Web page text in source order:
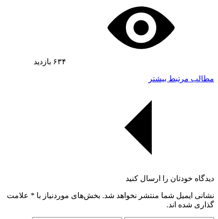
۶۳۴ بازدید
مطالب مرتبط بیشتر
دیدگاه خودتان را ارسال کنید
نشانی ایمیل شما منتشر نخواهد شد. بخش‌های موردنیاز با * علامت
گذاری شده اند.